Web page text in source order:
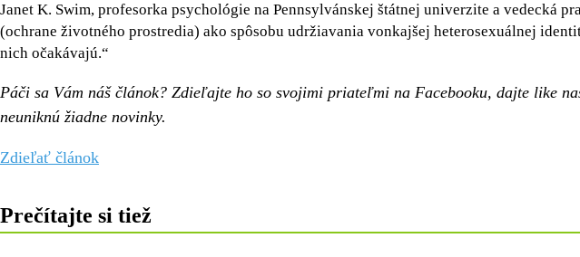
Janet K. Swim, profesorka psychológie na Pennsylvánskej štátnej univerzite a vedecká
(ochrane životného prostredia) ako spôsobu udržiavania vonkajšej heterosexuálnej
nich očakávajú.“
Páči sa Vám náš článok? Zdieľajte ho so svojimi priateľmi na Facebooku, dajte like
neuniknú žiadne novinky.
Zdieľať článok
Prečítajte si tiež